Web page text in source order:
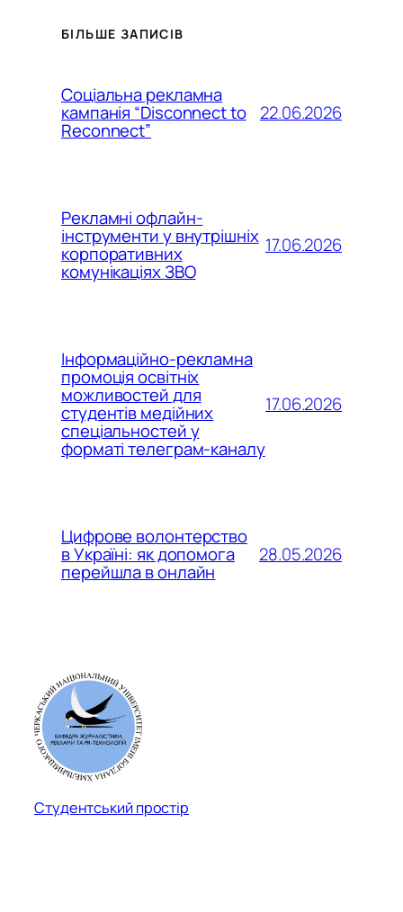
БІЛЬШЕ ЗАПИСІВ
Соціальна рекламна
кампанія “Disconnect to
Reconnect”
22.06.2026
Рекламні офлайн-
інструменти у внутрішніх
корпоративних
комунікаціях ЗВО
17.06.2026
Інформаційно-рекламна
промоція освітніх
можливостей для
студентів медійних
спеціальностей у
форматі телеграм-каналу
17.06.2026
Цифрове волонтерство
в Україні: як допомога
перейшла в онлайн
28.05.2026
Студентський простір